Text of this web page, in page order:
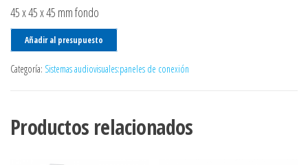
45 x 45 x 45 mm fondo
Añadir al presupuesto
Categoría: Sistemas audiovisuales:paneles de conexión
Productos relacionados